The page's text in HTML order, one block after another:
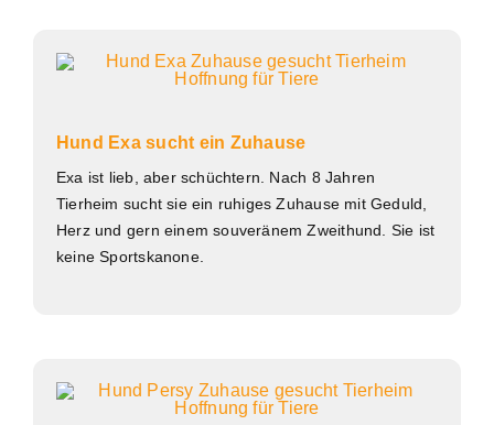
Hund Exa sucht ein Zuhause
Exa ist lieb, aber schüchtern. Nach 8 Jahren
Tierheim sucht sie ein ruhiges Zuhause mit Geduld,
Herz und gern einem souveränem Zweithund. Sie ist
keine Sportskanone.